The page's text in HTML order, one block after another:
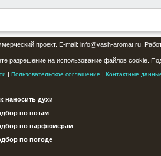
проект. E-mail: info@vash-aromat.ru.
разрешение на использование файлов cookie.
| Пользовательское соглашение | Контактные
наносить духи
по нотам
по парфюмерам
по погоде